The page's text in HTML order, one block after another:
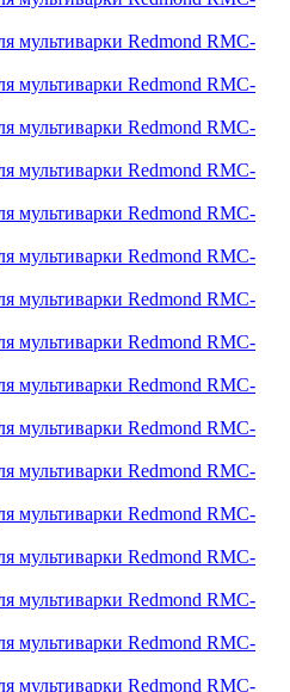
мультиварки Redmond RMC-
мультиварки Redmond RMC-
мультиварки Redmond RMC-
мультиварки Redmond RMC-
мультиварки Redmond RMC-
мультиварки Redmond RMC-
мультиварки Redmond RMC-
мультиварки Redmond RMC-
мультиварки Redmond RMC-
мультиварки Redmond RMC-
мультиварки Redmond RMC-
мультиварки Redmond RMC-
мультиварки Redmond RMC-
мультиварки Redmond RMC-
мультиварки Redmond RMC-
мультиварки Redmond RMC-